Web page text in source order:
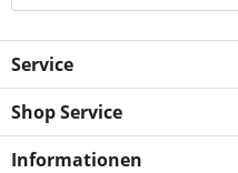
Service
Shop Service
Informationen